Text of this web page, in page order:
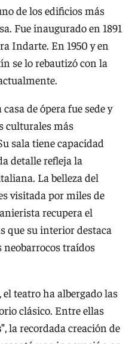
de los edificios más
Fue inaugurado en 1891
Indarte. En 1950 y en
se lo rebautizó con la
de ópera fue sede y
culturales más
sala tiene capacidad
detalle refleja la
La belleza del
visitada por miles de
recupera el
que su interior destaca
neobarrocos traídos
el teatro ha albergado las
clásico. Entre ellas
, la recordada creación de